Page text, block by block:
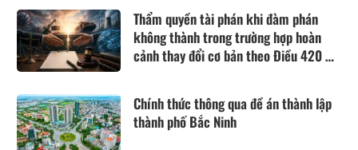
Thẩm quyền tài phán khi đàm phán
không thành trong trường hợp hoàn
cảnh thay đổi cơ bản theo Điều 420 Bộ
Chính thức thông qua đề án thành lập
thành phố Bắc Ninh